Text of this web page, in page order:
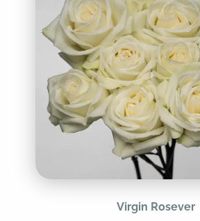
Virgin Rosever